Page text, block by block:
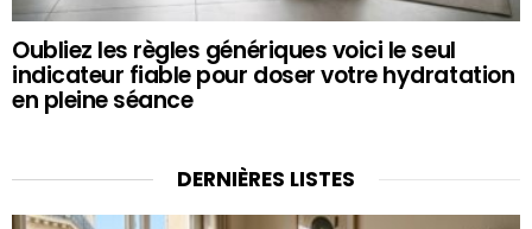
Oubliez les règles génériques voici le seul
indicateur fiable pour doser votre hydratation
en pleine séance
DERNIÈRES LISTES